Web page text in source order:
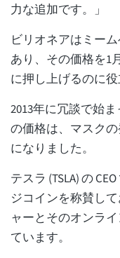
力な追加です。」
ビリオネアはミー
あり、その価格を1
に押し上げるのに役
2013年に冗談で始
の価格は、マスクの
になりました。
テスラ (TSLA) の
ジコインを称賛し
ャーとそのオンラ
ています。